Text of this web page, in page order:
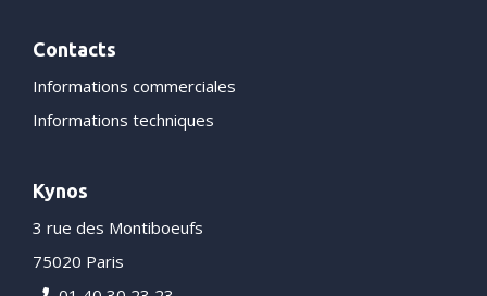
Contacts
Informations commerciales
Informations techniques
Kynos
3 rue des Montiboeufs
75020 Paris